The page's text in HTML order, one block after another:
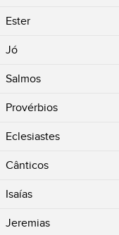
Ester
Jó
Salmos
Provérbios
Eclesiastes
Cânticos
Isaías
Jeremias